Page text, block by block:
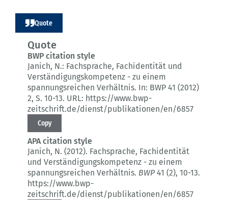
Quote
Quote
BWP citation style
Janich, N.: Fachsprache, Fachidentität und
Verständigungskompetenz - zu einem
spannungsreichen Verhältnis. In: BWP 41 (2012)
2, S. 10-13. URL: https://www.bwp-
zeitschrift.de/dienst/publikationen/en/6857
Copy
APA citation style
Janich, N. (2012). Fachsprache, Fachidentität
und Verständigungskompetenz - zu einem
spannungsreichen Verhältnis. BWP41 (2), 10-13.
https://www.bwp-
zeitschrift.de/dienst/publikationen/en/6857